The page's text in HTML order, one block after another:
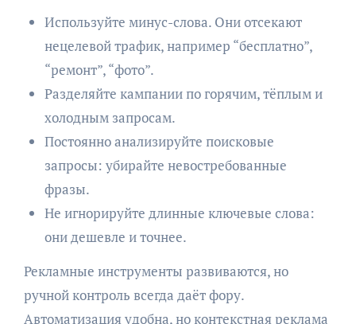
Используйте минус-слова. Они отсекают
нецелевой трафик, например “бесплатно”,
“ремонт”, “фото”.
Разделяйте кампании по горячим, тёплым и
холодным запросам.
Постоянно анализируйте поисковые
запросы: убирайте невостребованные
фразы.
Не игнорируйте длинные ключевые слова:
они дешевле и точнее.
Рекламные инструменты развиваются, но
ручной контроль всегда даёт фору.
Автоматизация удобна, но контекстная реклама